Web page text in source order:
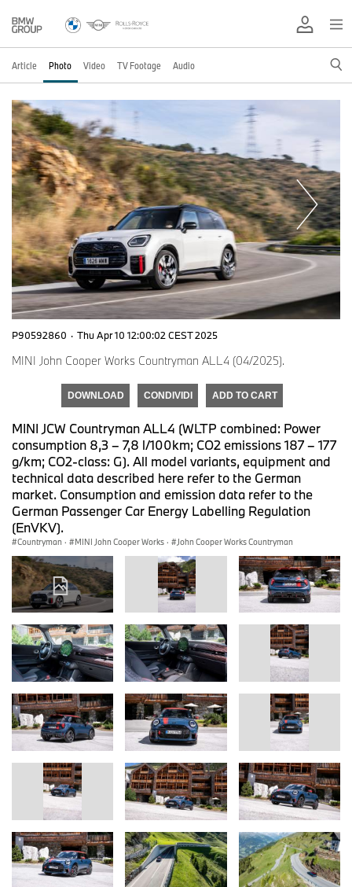
Article Photo Video TV Footage Audio
P90592860 · Thu Apr 10 12:00:02 CEST 2025
MINI John Cooper Works Countryman ALL4 (04/2025).
DOWNLOAD CONDIVIDI ADD TO CART
MINI JCW Countryman ALL4 (WLTP combined: Power
consumption 8,3 – 7,8 l/100km; CO2 emissions 187 – 177
g/km; CO2-class: G). All model variants, equipment and
technical data described here refer to the German
market. Consumption and emission data refer to the
German Passenger Car Energy Labelling Regulation
(EnVKV).
Countryman · MINI John Cooper Works · John Cooper Works Countryman